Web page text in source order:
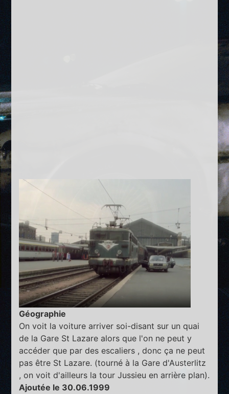
Géographie
On voit la voiture arriver soi-disant sur un quai
de la Gare St Lazare alors que l'on ne peut y
accéder que par des escaliers , donc ça ne peut
pas être St Lazare. (tourné à la Gare d'Austerlitz
, on voit d'ailleurs la tour Jussieu en arrière plan).
Ajoutée le 30.06.1999